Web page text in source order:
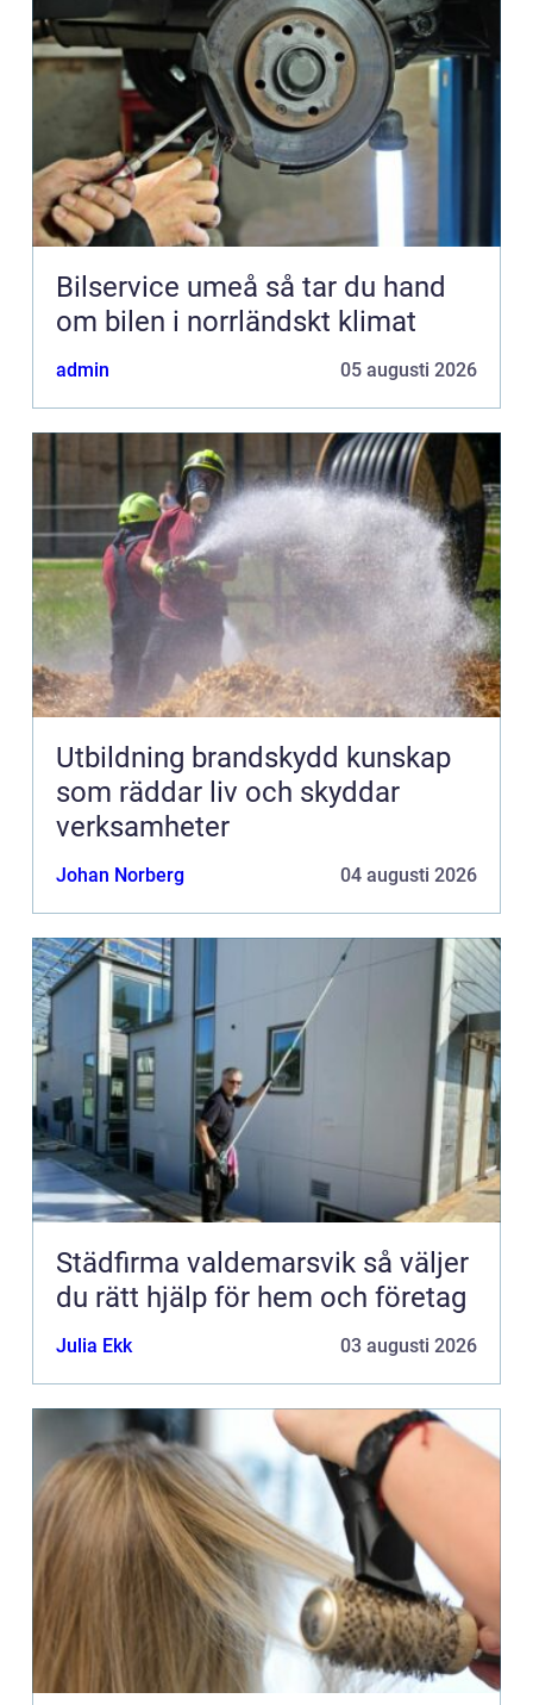
Bilservice umeå så tar du hand
om bilen i norrländskt klimat
admin 05 augusti 2026
Utbildning brandskydd kunskap
som räddar liv och skyddar
verksamheter
Johan Norberg 04 augusti 2026
Städfirma valdemarsvik så väljer
du rätt hjälp för hem och företag
Julia Ekk 03 augusti 2026